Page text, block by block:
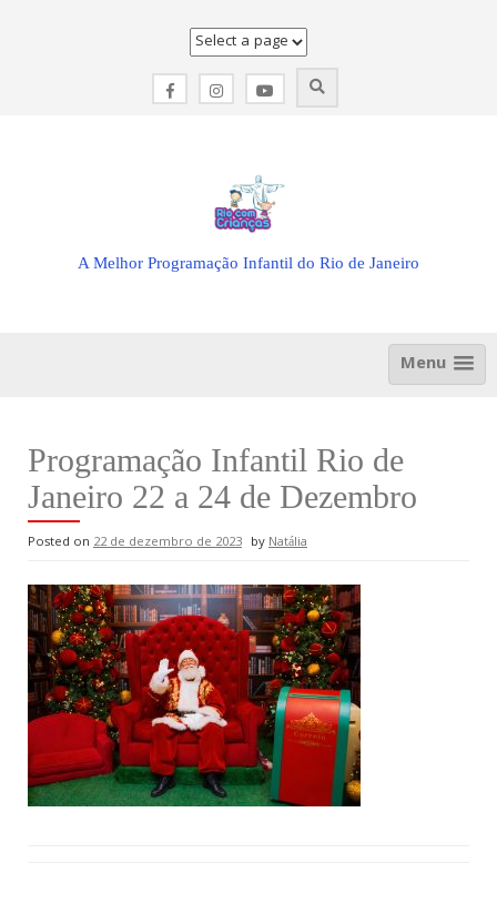
A Melhor Programação Infantil do Rio de Janeiro
Menu
Programação Infantil Rio de
Janeiro 22 a 24 de Dezembro
Posted on 22 de dezembro de 2023 byNatália